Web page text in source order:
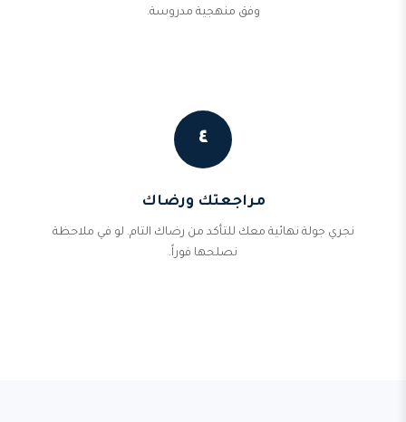
وفق منهجية مدروسة.
٤
مراجعتك ورضاك
نجري جولة نهائية معك للتأكد من رضاك التام. لو في ملاحظة
نصلحها فوراً.